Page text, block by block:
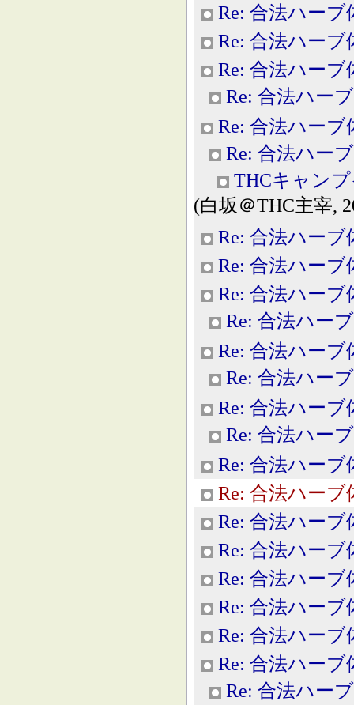
Re: 合法ハーブ
Re: 合法ハーブ
Re: 合法ハーブ
Re: 合法ハー
Re: 合法ハーブ
Re: 合法ハー
THCキャン
(白坂＠THC主宰,
Re: 合法ハーブ
Re: 合法ハーブ
Re: 合法ハーブ
Re: 合法ハー
Re: 合法ハーブ
Re: 合法ハー
Re: 合法ハーブ
Re: 合法ハー
Re: 合法ハーブ
Re: 合法ハーブ
Re: 合法ハーブ
Re: 合法ハーブ
Re: 合法ハーブ
Re: 合法ハーブ
Re: 合法ハーブ
Re: 合法ハーブ
Re: 合法ハー